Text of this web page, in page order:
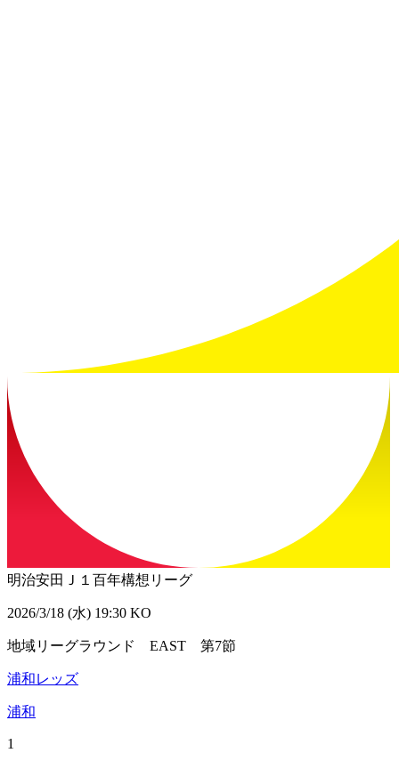
明治安田Ｊ１百年構想リーグ
2026/3/18 (水) 19:30 KO
地域リーグラウンド EAST 第7節
浦和レッズ
浦和
1